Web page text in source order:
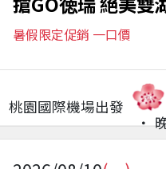
暑假限定促銷 一口價
桃園國際機場出發